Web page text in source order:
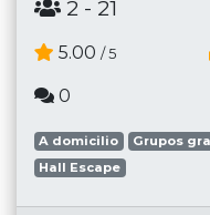
2 - 21
5.00 / 5
0
A domicilio Grupos
Hall Escape